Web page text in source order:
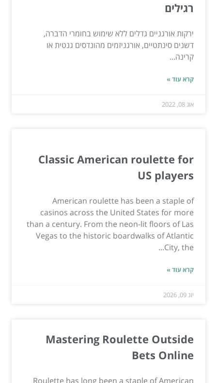
רגילים
ירקות אורגניים גדלים ללא שימוש בחומרי הדברה,
דשנים סינתטיים, אורגניזמים מהונדסים גנטית או
קרינה...
קרא עוד »
אוג 08, 2022
Classic American roulette for
US players
American roulette has been a staple of
casinos across the United States for more
than a century. From the neon-lit floors of Las
Vegas to the historic boardwalks of Atlantic
City, the...
קרא עוד »
יונ 09, 2026
Mastering Roulette Outside
Bets Online
Roulette has long been a staple of American